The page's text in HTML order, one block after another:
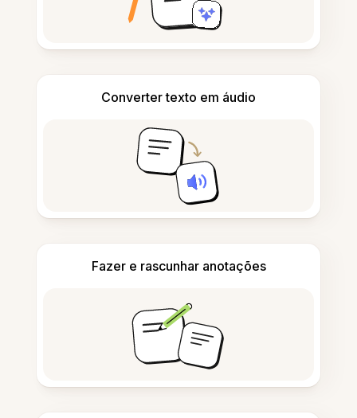
Converter texto em áudio
Fazer e rascunhar anotações